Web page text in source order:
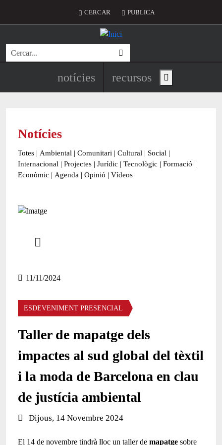
Menú del compte d'usuari
CERCAR PUBLICA
Cerca
Navegació principal de
notícies recursos Show main menu
Notícies
Totes | Ambiental | Comunitari | Cultural | Social |
Internacional | Projectes | Jurídic | Tecnològic | Formació |
Econòmic | Agenda | Opinió | Vídeos
11/11/2024
ESDEVENIMENT PRESENCIAL
Taller de mapatge dels
impactes al sud global del tèxtil
i la moda de Barcelona en clau
de justícia ambiental
Data de l'esdeveniment:
Dijous, 14 Novembre 2024
El 14 de novembre tindrà lloc un taller de mapatge sobre